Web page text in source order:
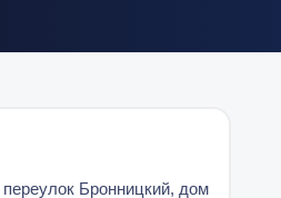
переулок Бронницкий, дом